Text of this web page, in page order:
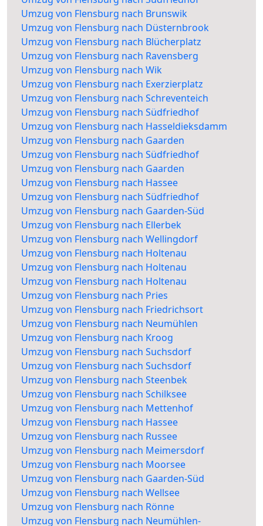
Umzug von Flensburg nach Brunswik
Umzug von Flensburg nach Düsternbrook
Umzug von Flensburg nach Blücherplatz
Umzug von Flensburg nach Ravensberg
Umzug von Flensburg nach Wik
Umzug von Flensburg nach Exerzierplatz
Umzug von Flensburg nach Schreventeich
Umzug von Flensburg nach Südfriedhof
Umzug von Flensburg nach Hasseldieksdamm
Umzug von Flensburg nach Gaarden
Umzug von Flensburg nach Südfriedhof
Umzug von Flensburg nach Gaarden
Umzug von Flensburg nach Hassee
Umzug von Flensburg nach Südfriedhof
Umzug von Flensburg nach Gaarden-Süd
Umzug von Flensburg nach Ellerbek
Umzug von Flensburg nach Wellingdorf
Umzug von Flensburg nach Holtenau
Umzug von Flensburg nach Holtenau
Umzug von Flensburg nach Holtenau
Umzug von Flensburg nach Pries
Umzug von Flensburg nach Friedrichsort
Umzug von Flensburg nach Neumühlen
Umzug von Flensburg nach Kroog
Umzug von Flensburg nach Suchsdorf
Umzug von Flensburg nach Suchsdorf
Umzug von Flensburg nach Steenbek
Umzug von Flensburg nach Schilksee
Umzug von Flensburg nach Mettenhof
Umzug von Flensburg nach Hassee
Umzug von Flensburg nach Russee
Umzug von Flensburg nach Meimersdorf
Umzug von Flensburg nach Moorsee
Umzug von Flensburg nach Gaarden-Süd
Umzug von Flensburg nach Wellsee
Umzug von Flensburg nach Rönne
Umzug von Flensburg nach Neumühlen-